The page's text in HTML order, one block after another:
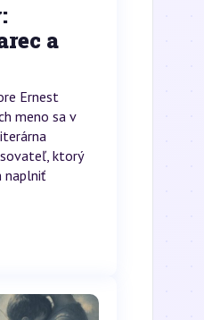
a
Ernest
meno sa v
ktorý
naplniť